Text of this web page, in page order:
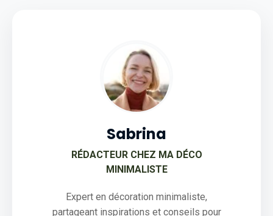
Sabrina
RÉDACTEUR CHEZ MA DÉCO
MINIMALISTE
Expert en décoration minimaliste,
partageant inspirations et conseils pour